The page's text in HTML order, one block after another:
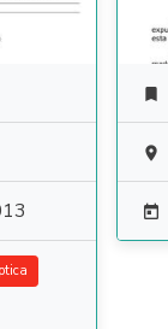


